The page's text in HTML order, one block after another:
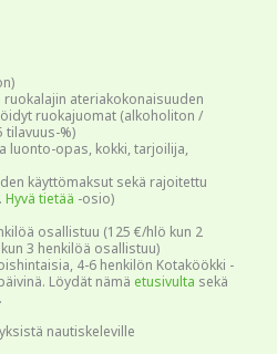
ruokalajin ateriakokonaisuuden
ruokajuomat (alkoholiton /
tilavuus-%)
luonto-opas, kokki, tarjoilija,
käyttömaksut sekä rajoitettu
Hyvä tietää -osio)
osallistuu (125 €/hlö kun 2
3 henkilöä osallistuu)
4-6 henkilön Kotaköökki -
Löydät nämä etusivulta sekä
nautiskeleville